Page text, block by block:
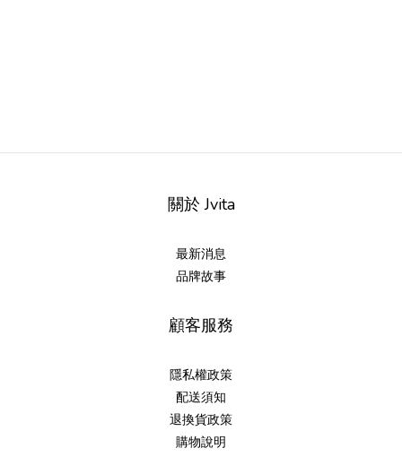
關於 Jvita
最新消息
品牌故事
顧客服務
隱私權政策
配送須知
退換貨政策
購物說明